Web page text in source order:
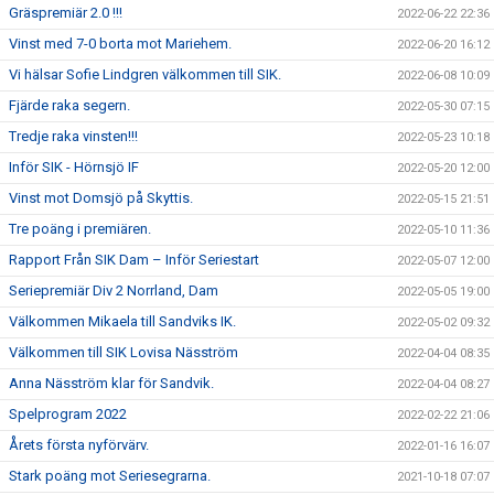
Gräspremiär 2.0 !!! 2022-06-22 22:36
Vinst med 7-0 borta mot Mariehem. 2022-06-20 16:12
Vi hälsar Sofie Lindgren välkommen till SIK. 2022-06-08 10:09
Fjärde raka segern. 2022-05-30 07:15
Tredje raka vinsten!!! 2022-05-23 10:18
Inför SIK - Hörnsjö IF 2022-05-20 12:00
Vinst mot Domsjö på Skyttis. 2022-05-15 21:51
Tre poäng i premiären. 2022-05-10 11:36
Rapport Från SIK Dam – Inför Seriestart 2022-05-07 12:00
Seriepremiär Div 2 Norrland, Dam 2022-05-05 19:00
Välkommen Mikaela till Sandviks IK. 2022-05-02 09:32
Välkommen till SIK Lovisa Näsström 2022-04-04 08:35
Anna Näsström klar för Sandvik. 2022-04-04 08:27
Spelprogram 2022 2022-02-22 21:06
Årets första nyförvärv. 2022-01-16 16:07
Stark poäng mot Seriesegrarna. 2021-10-18 07:07